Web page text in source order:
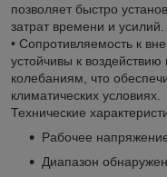
позволяет быстро
затрат времени и усилий.
• Сопротивляемость к
устойчивы к
колебаниям, что
климатических условиях.
Технические
Рабочее
Диапазон